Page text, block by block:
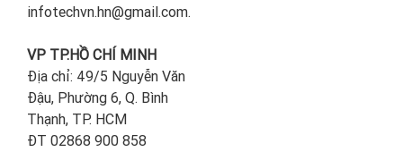
infotechvn.hn@gmail.com.
VP TP.HỒ CHÍ MINH
Địa chỉ: 49/5 Nguyễn Văn
Đậu, Phường 6, Q. Bình
Thạnh, TP. HCM
ĐT 02868 900 858